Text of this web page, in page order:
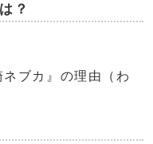
？
ブカ』の理由（わ